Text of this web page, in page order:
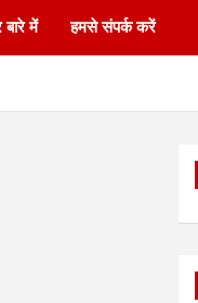
बारे में हमसे संपर्क करें